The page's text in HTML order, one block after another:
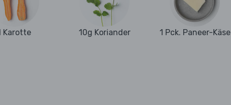
Karotte 10g Koriander 1 Pck. Paneer-Käse